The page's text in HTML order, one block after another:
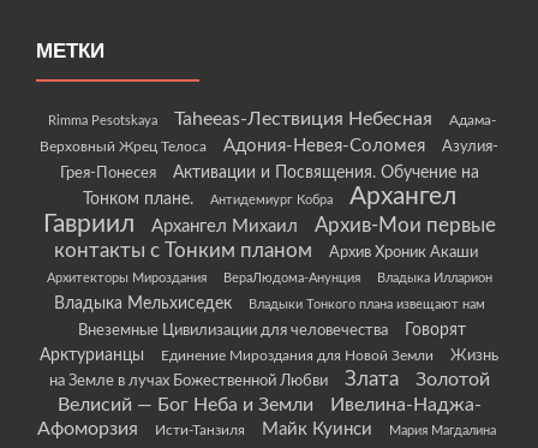
МЕТКИ
Rimma Pesotskaya Taheeas-Лествиция Небесная
Адама-
Верховный Жрец Телоса
Адония-Невея-Соломея
Азулия-
Грея-Понесея
Активации и Посвящения. Обучение на
Тонком плане.
Антидемиург Кобра
Архангел
Гавриил
Архангел Михаил
Архив-Мои первые
контакты с Тонким планом
Архив Хроник Акаши
Архитекторы Мироздания ВераЛюдома-Анунция Владыка Илларион
Владыка Мельхиседек Владыки Тонкого плана извещают нам
Внеземные Цивилизации для человечества
Говорят
Арктурианцы
Единение Мироздания для Новой Земли
Жизнь
на Земле в лучах Божественной Любви
Злата
Золотой
Велисий — Бог Неба и Земли
Ивелина-Наджа-
Афоморзия
Исти-Танзиля Майк Куинси Мария Магдалина